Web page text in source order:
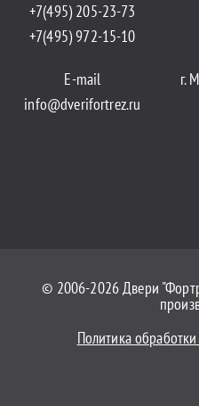
+7(495) 205-23-73
+7(495) 972-15-10
E-mail
info@dverifortrez.ru
г.
© 2006-2026 Двери
Политика